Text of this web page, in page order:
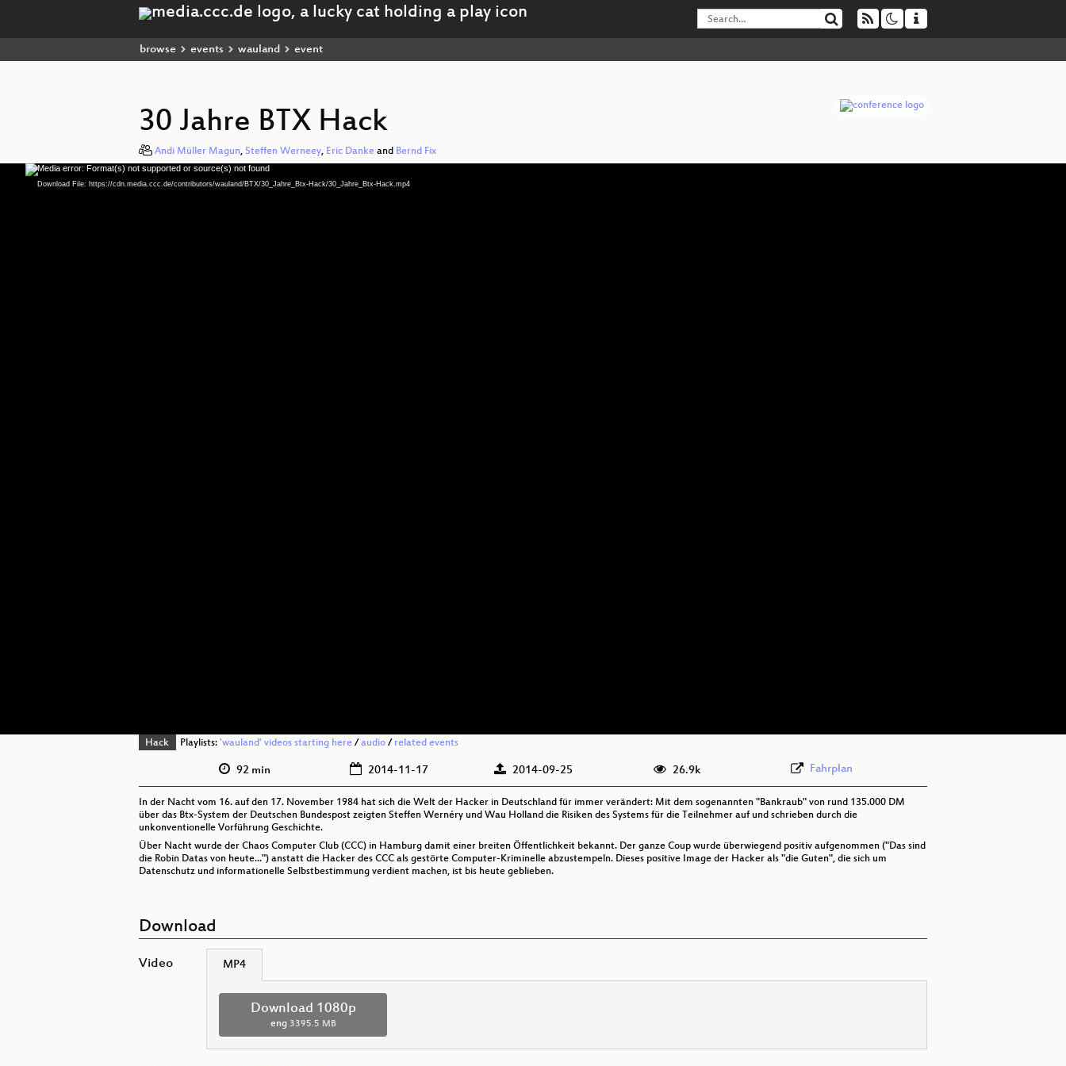
browse events wauland event
30 Jahre BTX Hack
Andi Müller Magun, Steffen Werneey, Eric Danke and Bernd Fix
Video
Player
Media error: Format(s) not supported or source(s) not found
Download File: https://cdn.media.ccc.de/contributors/wauland/BTX/30_Jahre_Btx-Hack/30_Jahre_Btx-Hack.mp4
Hack Playlists: 'wauland' videos starting here/ audio/ related events
92 min 2014-11-17 2014-09-25 26.9k Fahrplan
In der Nacht vom 16. auf den 17. November 1984 hat sich die Welt der Hacker in Deutschland für immer verändert: Mit dem sogenannten "Bankraub" von rund 135.000 DM
über das Btx-System der Deutschen Bundespost zeigten Steffen Wernéry und Wau Holland die Risiken des Systems für die Teilnehmer auf und schrieben durch die
unkonventionelle Vorführung Geschichte.
Über Nacht wurde der Chaos Computer Club (CCC) in Hamburg damit einer breiten Öffentlichkeit bekannt. Der ganze Coup wurde überwiegend positiv aufgenommen ("Das sind
die Robin Datas von heute...") anstatt die Hacker des CCC als gestörte Computer-Kriminelle abzustempeln. Dieses positive Image der Hacker als "die Guten", die sich um
Datenschutz und informationelle Selbstbestimmung verdient machen, ist bis heute geblieben.
Download
Video MP4
Download 1080p
eng 3395.5 MB